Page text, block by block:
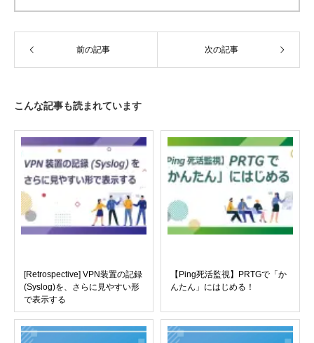
前の記事 次の記事
こんな記事も読まれています
[Retrospective] VPN装置の記録
(Syslog)を、さらに見やすい形
で表示する
【Ping死活監視】PRTGで「か
んたん」にはじめる！